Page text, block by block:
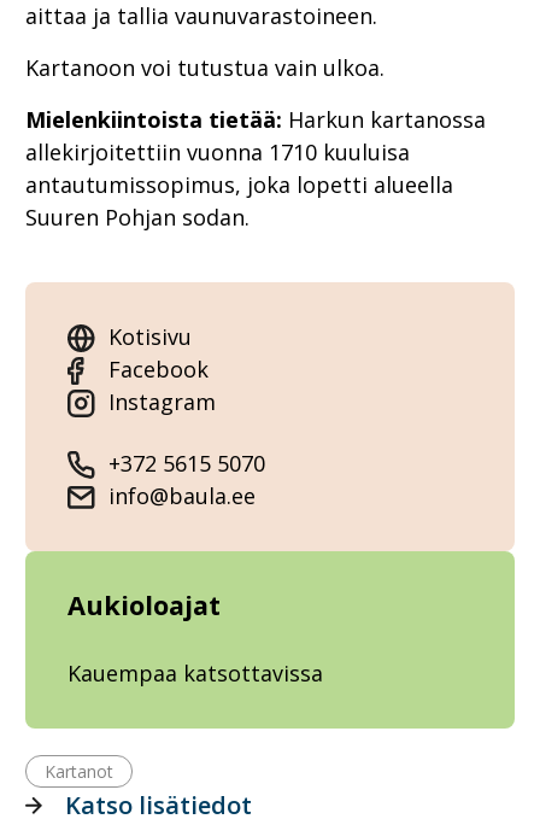
aittaa ja tallia vaunuvarastoineen.
Kartanoon voi tutustua vain ulkoa.
Mielenkiintoista tietää: Harkun kartanossa
allekirjoitettiin vuonna 1710 kuuluisa
antautumissopimus, joka lopetti alueella
Suuren Pohjan sodan.
Kotisivu
Facebook
Instagram
+372 5615 5070
info@baula.ee
Aukioloajat
Kauempaa katsottavissa
Kartanot
Katso lisätiedot